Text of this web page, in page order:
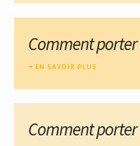
Comment porter
EN SAVOIR PLUS
Comment porter